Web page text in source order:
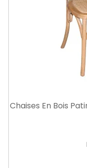
Chaises En Bois